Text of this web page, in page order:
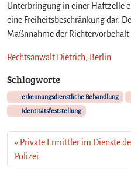
Unterbringung in einer Haftzelle
eine Freiheitsbeschränkung dar.
Maßnnahme der Richtervorbehalt
Rechtsanwalt Dietrich, Berlin
Schlagworte
erkennungsdienstliche Behandlung
Identitätsfeststellung
Private Ermittler im Dienste
Polizei